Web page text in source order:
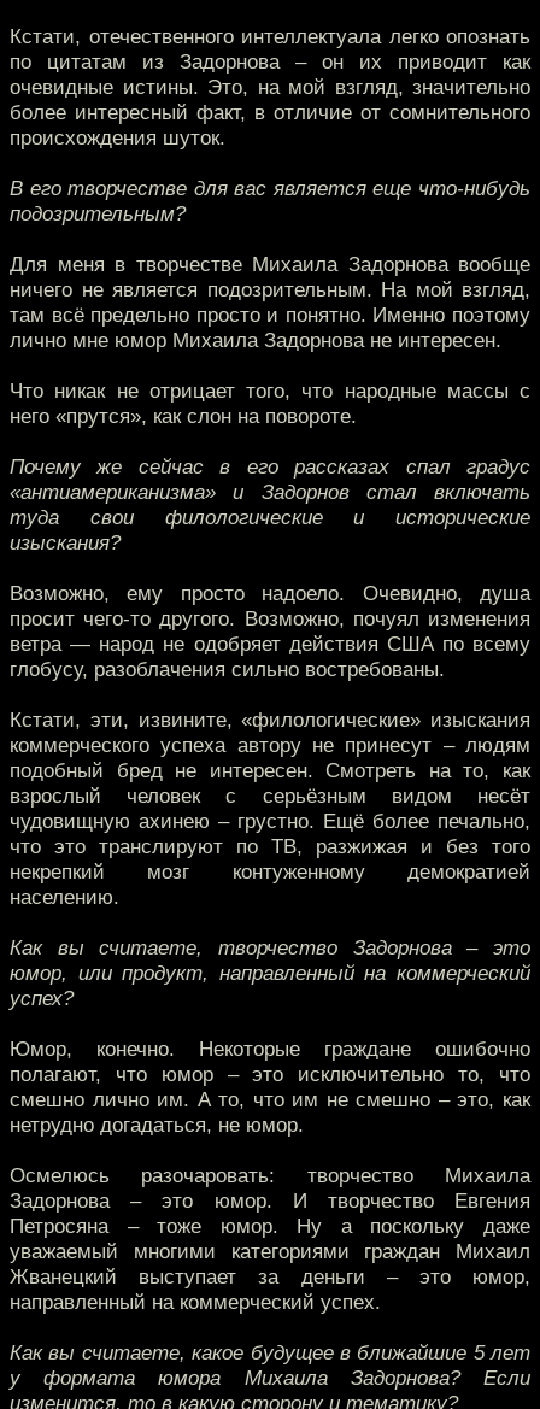
Кстати, отечественного интеллектуала легко опознать
по цитатам из Задорнова – он их приводит как
очевидные истины. Это, на мой взгляд, значительно
более интересный факт, в отличие от сомнительного
происхождения шуток.
В его творчестве для вас является еще что-нибудь
подозрительным?
Для меня в творчестве Михаила Задорнова вообще
ничего не является подозрительным. На мой взгляд,
там всё предельно просто и понятно. Именно поэтому
лично мне юмор Михаила Задорнова не интересен.
Что никак не отрицает того, что народные массы с
него «прутся», как слон на повороте.
Почему же сейчас в его рассказах спал градус
«антиамериканизма» и Задорнов стал включать
туда свои филологические и исторические
изыскания?
Возможно, ему просто надоело. Очевидно, душа
просит чего-то другого. Возможно, почуял изменения
ветра — народ не одобряет действия США по всему
глобусу, разоблачения сильно востребованы.
Кстати, эти, извините, «филологические» изыскания
коммерческого успеха автору не принесут – людям
подобный бред не интересен. Смотреть на то, как
взрослый человек с серьёзным видом несёт
чудовищную ахинею – грустно. Ещё более печально,
что это транслируют по ТВ, разжижая и без того
некрепкий мозг контуженному демократией
населению.
Как вы считаете, творчество Задорнова – это
юмор, или продукт, направленный на коммерческий
успех?
Юмор, конечно. Некоторые граждане ошибочно
полагают, что юмор – это исключительно то, что
смешно лично им. А то, что им не смешно – это, как
нетрудно догадаться, не юмор.
Осмелюсь разочаровать: творчество Михаила
Задорнова – это юмор. И творчество Евгения
Петросяна – тоже юмор. Ну а поскольку даже
уважаемый многими категориями граждан Михаил
Жванецкий выступает за деньги – это юмор,
направленный на коммерческий успех.
Как вы считаете, какое будущее в ближайшие 5 лет
у формата юмора Михаила Задорнова? Если
изменится, то в какую сторону и тематику?